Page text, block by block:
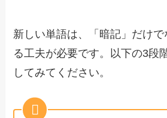
新しい単語は、「暗記」だけ
る工夫が必要です。以下の3段
してみてください。